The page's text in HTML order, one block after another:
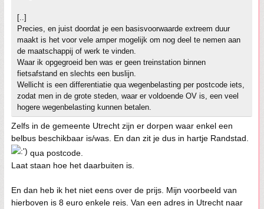
[..]
Precies, en juist doordat je een basisvoorwaarde extreem duur
maakt is het voor vele amper mogelijk om nog deel te nemen aan
de maatschappij of werk te vinden.
Waar ik opgegroeid ben was er geen treinstation binnen
fietsafstand en slechts een buslijn.
Wellicht is een differentiatie qua wegenbelasting per postcode iets,
zodat men in de grote steden, waar er voldoende OV is, een veel
hogere wegenbelasting kunnen betalen.
Zelfs in de gemeente Utrecht zijn er dorpen waar enkel een
belbus beschikbaar is/was. En dan zit je dus in hartje Randstad.
qua postcode.
Laat staan hoe het daarbuiten is.
En dan heb ik het niet eens over de prijs. Mijn voorbeeld van
hierboven is 8 euro enkele reis. Van een adres in Utrecht naar